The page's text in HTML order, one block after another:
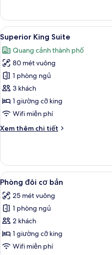
Deluxe
King
Suite
Xem
tất
cả
ảnh
Superior
King
Suite
10
Superior King Suite
Quang cảnh thành phố
80 mét vuông
1 phòng ngủ
3 khách
1 giường cỡ king
Wifi miễn phí
Xem thêm chi tiết
Chi
Superior
King
Suite
Xem
tất
cả
ảnh
Phòng
đôi
cơ
7
Phòng đôi cơ bản
25 mét vuông
1 phòng ngủ
2 khách
1 giường cỡ king
Wifi miễn phí